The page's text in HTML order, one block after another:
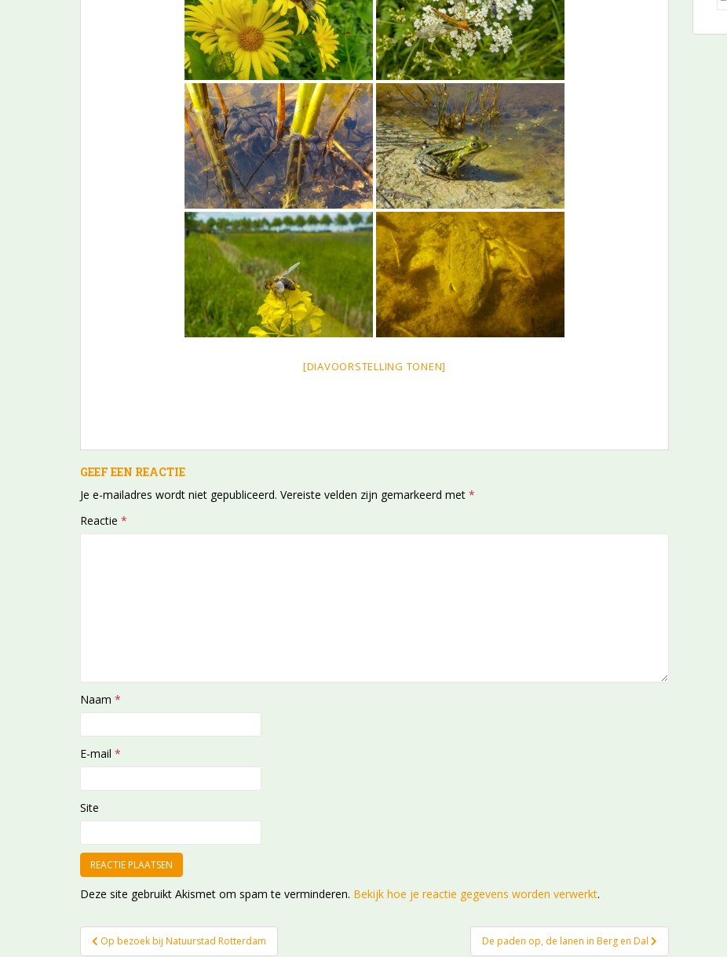
[DIAVOORSTELLING TONEN]
GEEF EEN REACTIE
Je e-mailadres wordt niet gepubliceerd. Vereiste velden zijn gemarkeerd met *
Reactie *
Naam *
E-mail *
Site
Deze site gebruikt Akismet om spam te verminderen. Bekijk hoe je reactie gegevens worden verwerkt.
Bericht
Op bezoek bij Natuurstad Rotterdam De paden op, de lanen in Berg en Dal